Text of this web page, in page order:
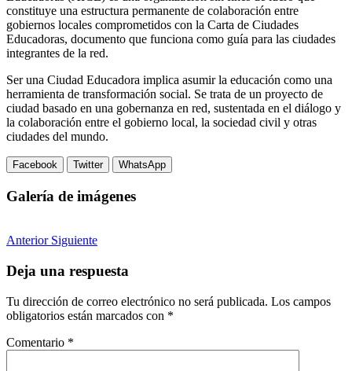
constituye una estructura permanente de colaboración entre
gobiernos locales comprometidos con la Carta de Ciudades
Educadoras, documento que funciona como guía para las ciudades
integrantes de la red.
Ser una Ciudad Educadora implica asumir la educación como una
herramienta de transformación social. Se trata de un proyecto de
ciudad basado en una gobernanza en red, sustentada en el diálogo y
la colaboración entre el gobierno local, la sociedad civil y otras
ciudades del mundo.
Facebook Twitter WhatsApp
Galería de imágenes
Anterior Siguiente
Deja una respuesta
Tu dirección de correo electrónico no será publicada. Los campos
obligatorios están marcados con *
Comentario *